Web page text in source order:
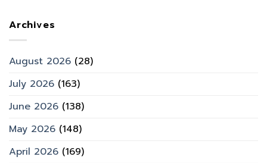
Archives
August 2026 (28)
July 2026 (163)
June 2026 (138)
May 2026 (148)
April 2026 (169)